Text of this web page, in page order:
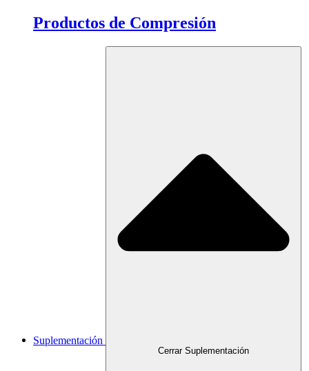
Productos de Compresión
Suplementación
Cerrar Suplementación